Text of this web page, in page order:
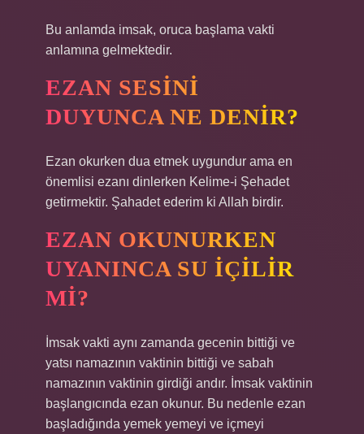
Bu anlamda imsak, oruca başlama vakti
anlamına gelmektedir.
EZAN SESINI
DUYUNCA NE DENIR?
Ezan okurken dua etmek uygundur ama en
önemlisi ezanı dinlerken Kelime-i Şehadet
getirmektir. Şahadet ederim ki Allah birdir.
EZAN OKUNURKEN
UYANINCA SU IÇILIR
MI?
İmsak vakti aynı zamanda gecenin bittiği ve
yatsı namazının vaktinin bittiği ve sabah
namazının vaktinin girdiği andır. İmsak vaktinin
başlangıcında ezan okunur. Bu nedenle ezan
başladığında yemek yemeyi ve içmeyi